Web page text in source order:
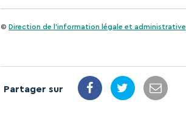
© Direction de l'information légale et administrative
Partager sur